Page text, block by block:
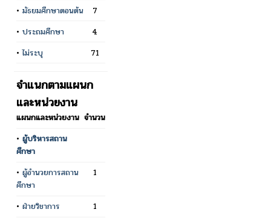
• มัธยมศึกษาตอนต้น
7
• ประถมศึกษา
4
•ไม่ระบุ 71
จำแนกตามแผนก
และหน่วยงาน
แผนกและหน่วยงาน จำนวน
• ผู้บริหารสถาน
ศึกษา
• ผู้อำนวยการสถาน
ศึกษา
1
• ฝ่ายวิชาการ
1